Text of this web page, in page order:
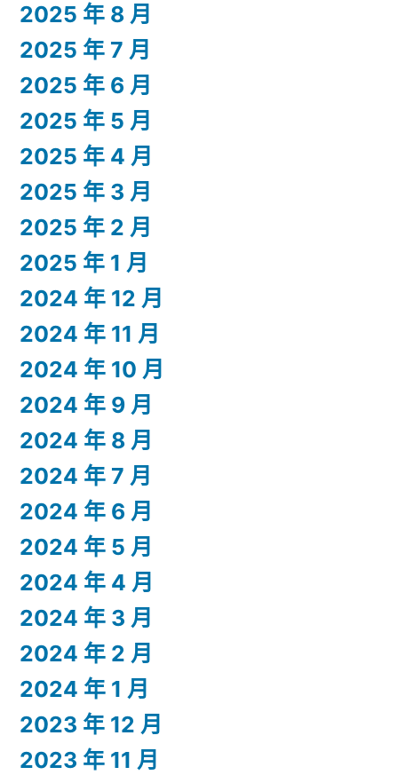
2025 年 8 月
2025 年 7 月
2025 年 6 月
2025 年 5 月
2025 年 4 月
2025 年 3 月
2025 年 2 月
2025 年 1 月
2024 年 12 月
2024 年 11 月
2024 年 10 月
2024 年 9 月
2024 年 8 月
2024 年 7 月
2024 年 6 月
2024 年 5 月
2024 年 4 月
2024 年 3 月
2024 年 2 月
2024 年 1 月
2023 年 12 月
2023 年 11 月